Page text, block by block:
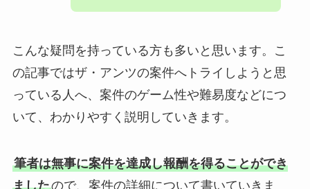
こんな疑問を持っている方も多いと思います。こ
の記事ではザ・アンツの案件へトライしようと思
っている人へ、案件のゲーム性や難易度などにつ
いて、わかりやすく説明していきます。
筆者は無事に案件を達成し報酬を得ることができ
ましたので、案件の詳細について書いていきま